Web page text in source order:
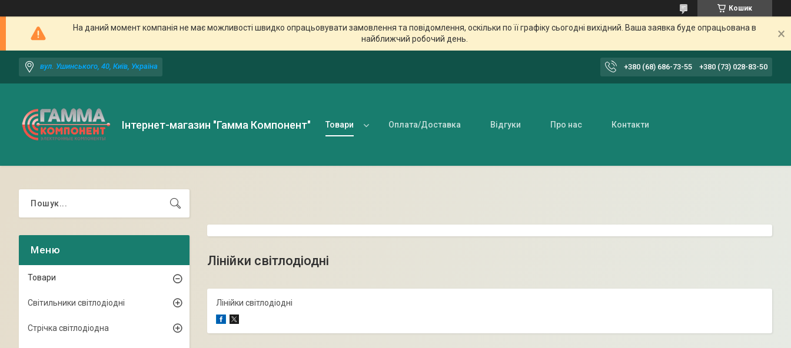
Кошик
На даний момент компанія не має можливості швидко опрацьовувати замовлення та повідомлення, оскільки по її графіку сьогодні вихідний. Ваша заявка буде опрацьована в
найближчий робочий день.
вул. Ушинського, 40, Київ, Україна +380 (68) 686-73-55 +380 (73) 028-83-50
Інтернет-магазин "Гамма Компонент" Товари Оплата/Доставка Відгуки Про нас Контакти
Лінійки світлодіодні
Лінійки світлодіодні
Товари
Світильники світлодіодні
Стрічка світлодіодна